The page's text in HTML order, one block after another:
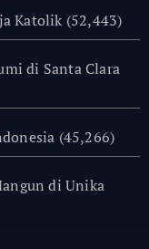
Katolik (52,443)
di Santa Clara
(45,266)
di Unika